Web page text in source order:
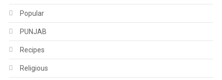
Popular
PUNJAB
Recipes
Religious